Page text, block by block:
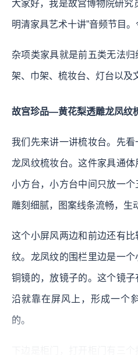
大家好，我是故宫博物院研究
明清家具艺术十讲”音频节目
杂项类家具就是前五类无法
架、巾架、梳妆台、灯台以及
故宫珍品—黄花梨透雕龙凤纹
我们先来讲一讲梳妆台。先
龙凤纹梳妆台。这件家具通
小方台，小方台中间只放一个
雕刻细腻，图案线条流畅，生
这个小屏风两边和前边还有
纹。龙凤纹的围栏里边是一
铜镜的，放镜子的。这个镜
沿就靠在屏风上，形成一个
的。